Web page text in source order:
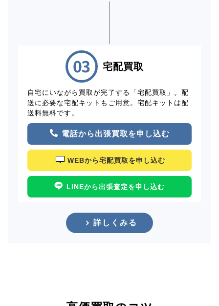
宅配買取
自宅にいながら買取が完了する「宅配買取」。配
送に必要な宅配キットもご用意。宅配キットは配
送料無料です。
電話から出張買取を申し込む
WEBから宅配買取を申し込む
LINEから出張査定を申し込む
詳しくみる